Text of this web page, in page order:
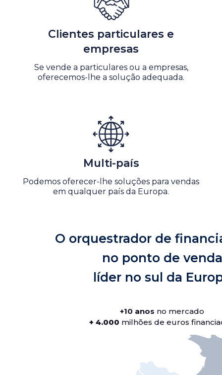
Clientes particulares e
empresas
Se vende a particulares ou a empresas,
oferecemos-lhe a solução adequada.
Multi-país
Podemos oferecer-lhe soluções para vendas
em qualquer país da Europa.
O orquestrador de
no ponto de venda
líder no sul da
+10 anos no mercado
+ 4.000 milhões de euros